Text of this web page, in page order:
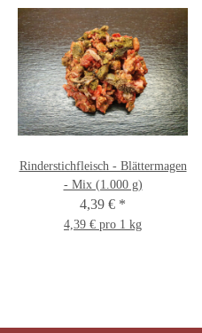
Rinderstichfleisch - Blättermagen
- Mix (1.000 g)
4,39 € *
4,39 € pro 1 kg